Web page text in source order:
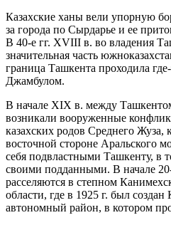
Казахские ханы вели упорную
за города по Сырдарье и ее
В 40-е гг. XVIII в. во владения
значительная часть
граница Ташкента проходила
Джамбулом.
В начале XIX в. между
возникали вооруженные
казахских родов Среднего Жуза,
восточной стороне Аральского
себя подвластными Ташкенту, в
своими подданными. В начале
расселяются в степном
области, где в 1925 г. был создан
автономный район, в котором